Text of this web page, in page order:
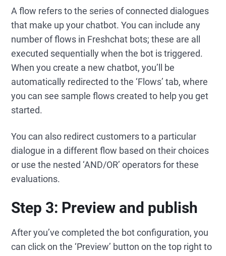
A flow refers to the series of connected dialogues
that make up your chatbot. You can include any
number of flows in Freshchat bots; these are all
executed sequentially when the bot is triggered.
When you create a new chatbot, you’ll be
automatically redirected to the ‘Flows’ tab, where
you can see sample flows created to help you get
started.
You can also redirect customers to a particular
dialogue in a different flow based on their choices
or use the nested ‘AND/OR’ operators for these
evaluations.
Step 3: Preview and publish
After you’ve completed the bot configuration, you
can click on the ‘Preview’ button on the top right to